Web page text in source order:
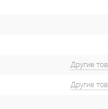
Другие
Другие